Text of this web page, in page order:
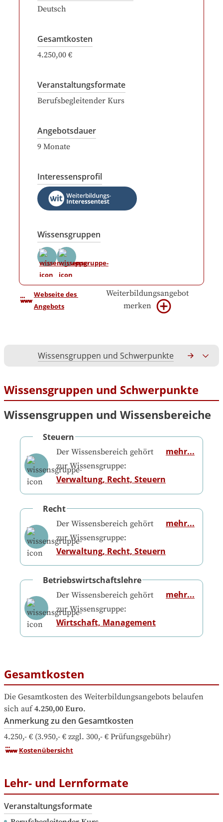
Deutsch
Gesamtkosten
4.250,00 €
Veranstaltungsformate
Berufsbegleitender Kurs
Angebotsdauer
9 Monate
Interessensprofil
Wissensgruppen
Webseite des
Angebots
Weiterbildungsangebot
merken
Wissensgruppen und Schwerpunkte
Wissensgruppen und Schwerpunkte
Wissensgruppen und Wissensbereiche
Steuern
Der Wissensbereich gehört
zur Wissensgruppe:
Verwaltung, Recht, Steuern
mehr...
Recht
Der Wissensbereich gehört
zur Wissensgruppe:
Verwaltung, Recht, Steuern
mehr...
Betriebswirtschaftslehre
Der Wissensbereich gehört
zur Wissensgruppe:
Wirtschaft, Management
mehr...
Gesamtkosten
Die Gesamtkosten des Weiterbildungsangebots belaufen
sich auf 4.250,00 Euro.
Anmerkung zu den Gesamtkosten
4.250,- € (3.950,- € zzgl. 300,- € Prüfungsgebühr)
Kostenübersicht
Lehr- und Lernformate
Veranstaltungsformate